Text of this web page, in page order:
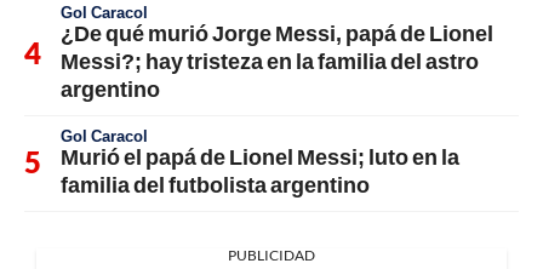
Gol Caracol
¿De qué murió Jorge Messi, papá de Lionel
Messi?; hay tristeza en la familia del astro
argentino
Gol Caracol
Murió el papá de Lionel Messi; luto en la
familia del futbolista argentino
PUBLICIDAD